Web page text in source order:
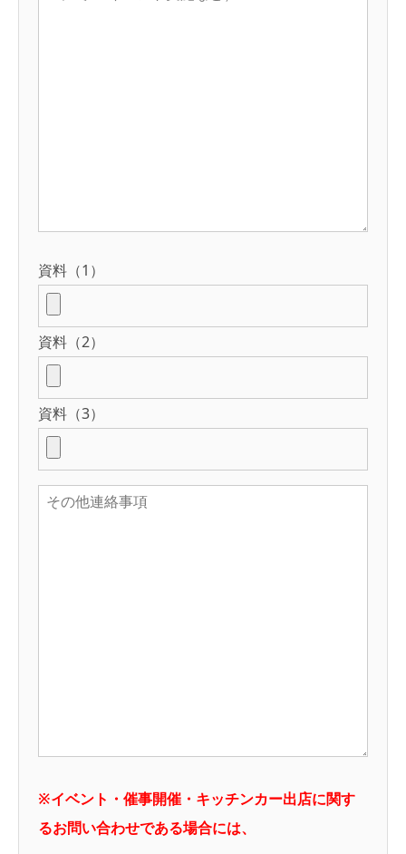
資料（1）
資料（2）
資料（3）
※イベント・催事開催・キッチンカー出店に関す
るお問い合わせである場合には、